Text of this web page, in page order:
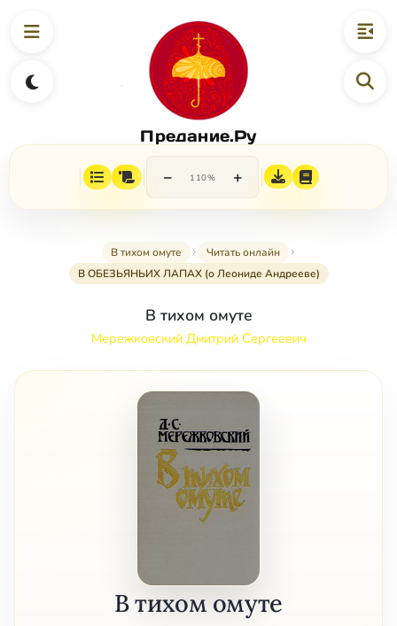
Предание.Ру
− 110% +
В тихом омуте
Читать онлайн
В ОБЕЗЬЯНЬИХ ЛАПАХ (о Леониде Андрееве)
В тихом омуте
Мережковский Дмитрий Сергеевич
В тихом омуте